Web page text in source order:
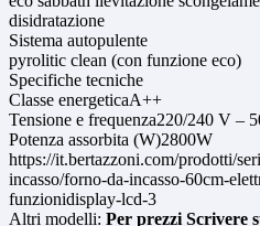
disidratazione
Sistema autopulente
pyrolitic clean (con funzione eco)
Specifiche tecniche
Classe energeticaA++
Tensione e frequenza220/240 V –
Potenza assorbita (W)2800W
https://it.bertazzoni.com/prodotti/
incasso/forno-da-incasso-60cm-
funzionidisplay-lcd-3
Altri modelli: Per prezzi Scrivere